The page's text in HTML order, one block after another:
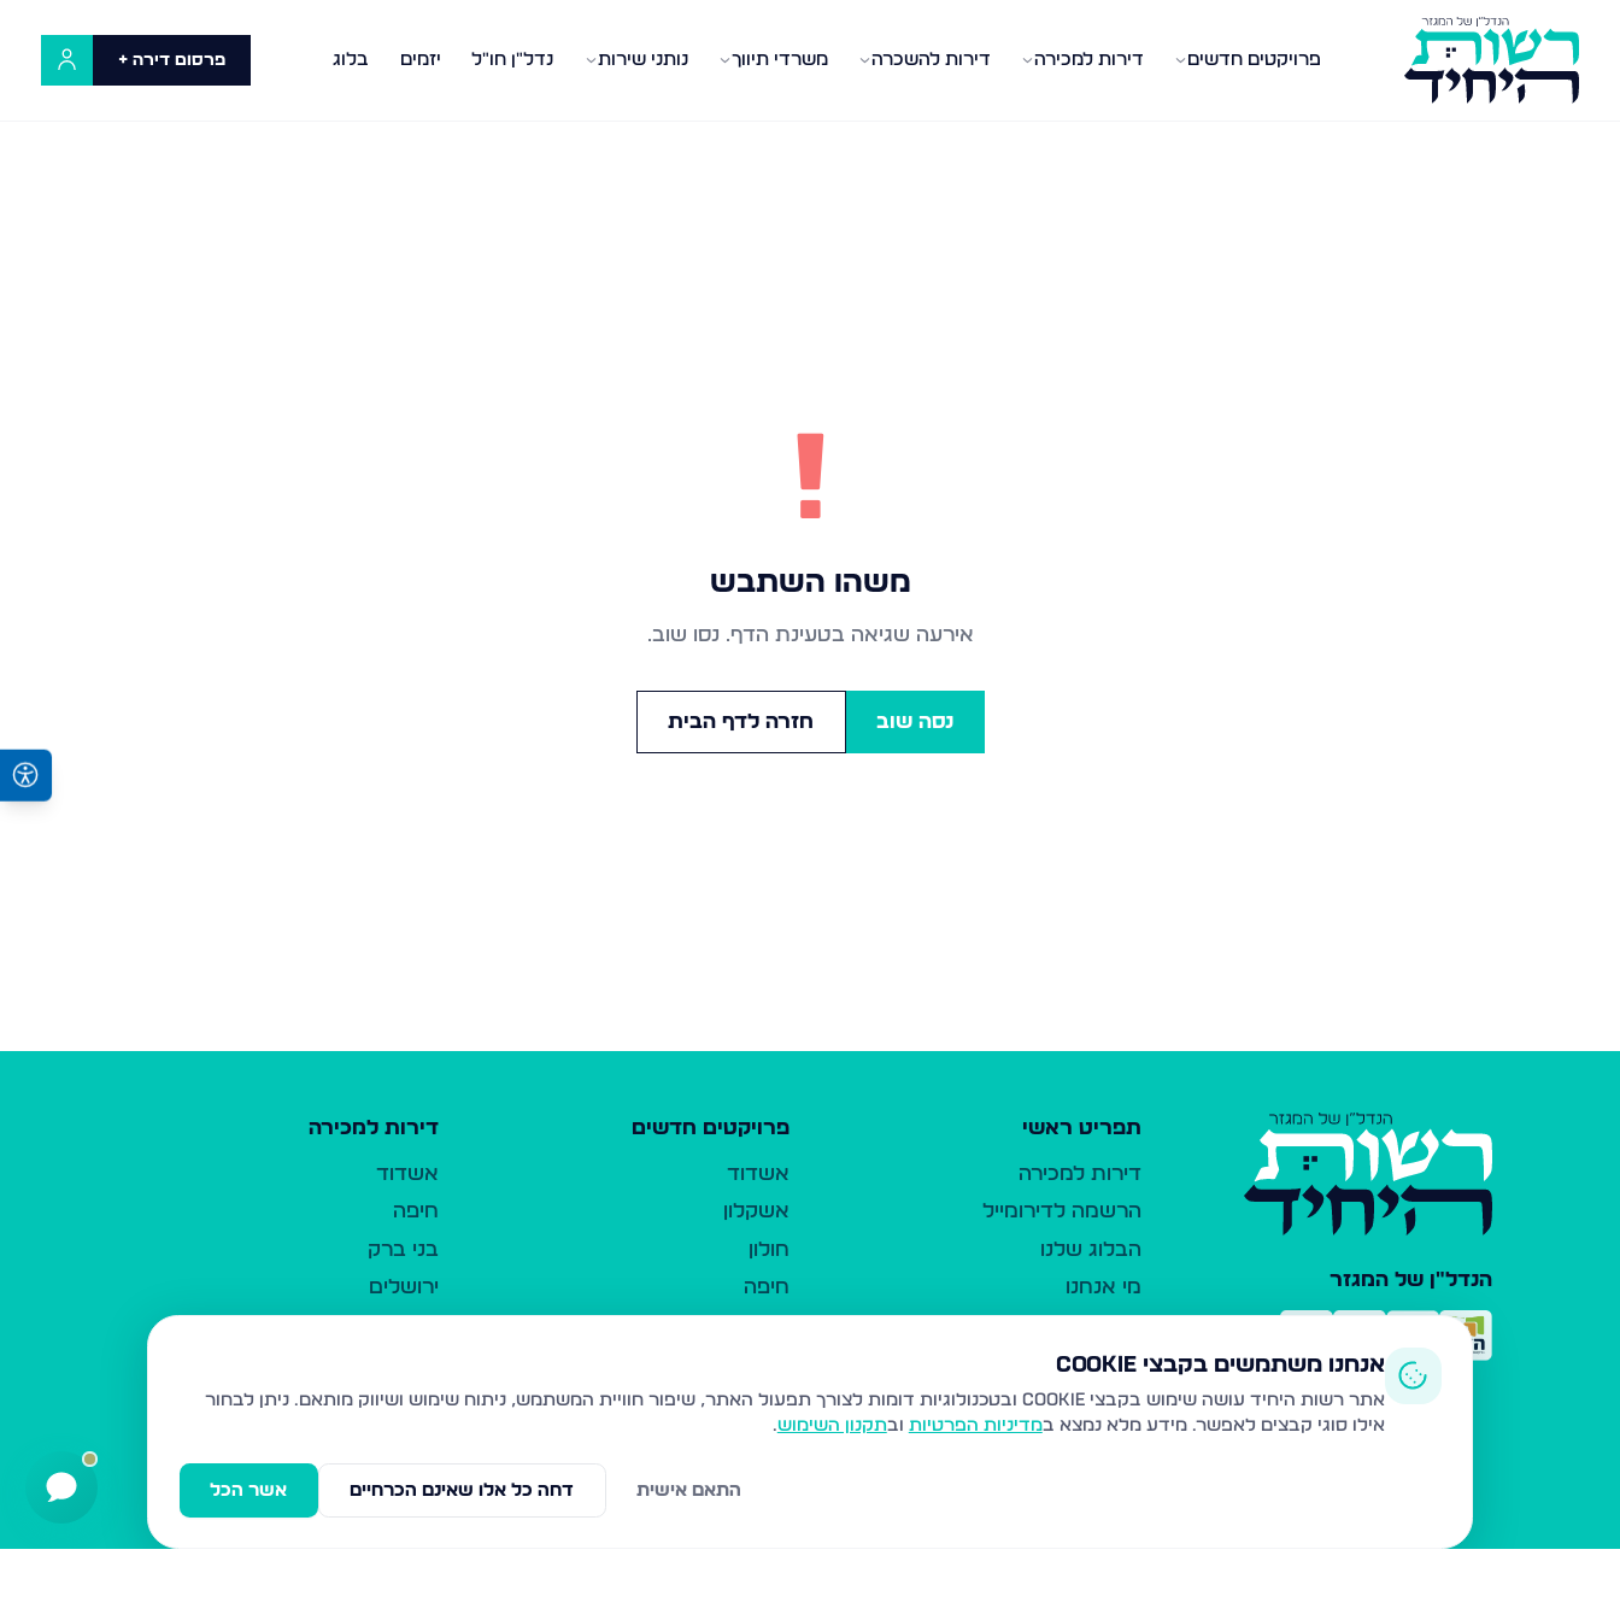
פרויקטים חדשים דירות למכירה דירות להשכרה משרדי תיווך נותני שירות נדל"ן חו"ל יזמים בלוג פרסום דירה +
!
משהו השתבש
אירעה שגיאה בטעינת הדף. נסו שוב.
נסה שוב חזרה לדף הבית
הנדל"ן של המגזר
תפריט ראשי
דירות למכירה
הרשמה לדירומייל
הבלוג שלנו
מי אנחנו
כלי עזר
פרסום ברשות היחיד
משרדי תיווך
פרויקטים חדשים
אשדוד
אשקלון
חולון
חיפה
נהריה
עמנואל
דירות למכירה
אשדוד
חיפה
בני ברק
ירושלים
בית שמש
ביתר עילית
אנחנו משתמשים בקבצי Cookie
אתר רשות היחיד עושה שימוש בקבצי Cookie ובטכנולוגיות דומות לצורך תפעול האתר, שיפור חוויית המשתמש, ניתוח שימוש ושיווק מותאם.
ניתן לבחור
אילו סוגי קבצים לאפשר. מידע מלא נמצא במדיניות הפרטיות ובתקנון השימוש.
אשר הכל דחה כל אלו שאינם הכרחיים התאם אישית